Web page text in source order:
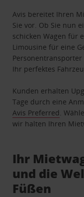
Avis bereitet Ihren
Sie vor. Ob Sie nun
schicken Wagen für
Limousine für eine
Ihr perfektes
Kunden erhalten
Tage durch eine
Avis Preferred .
wir halten Ihren
Ihr
und die
Füßen